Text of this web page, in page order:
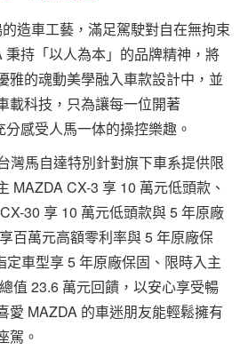
造車工藝，滿足駕駛對自在無拘束
秉持「以人為本」的品牌精神，將
雅的魂動美學融入車款設計中，並
載科技，只為讓每一位開著
感受人馬一体的操控樂趣。
灣馬自達特別針對旗下車系提供限
MAZDA CX-3 享 10 萬元低頭款、
30 享 10 萬元低頭款與 5 年原廠
百萬元高額零利率與 5 年原廠保
定車型享 5 年原廠保固、限時入主
值 23.6 萬元回饋，以安心享受暢
愛 MAZDA 的車迷朋友能輕鬆擁有
駕。